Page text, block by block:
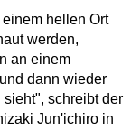
hellen Ort
werden,
an einem
dann wieder
schreibt der
Jun'ichiro in